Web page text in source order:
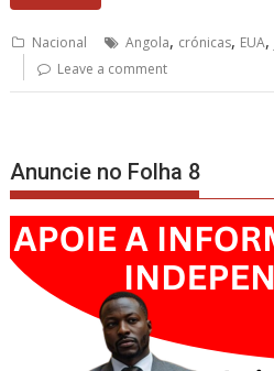
Nacional Angola, crónicas, EUA,
Leave a comment
Anuncie no Folha 8